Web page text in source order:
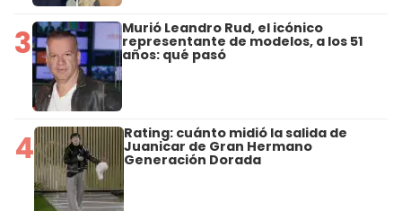
3 Murió Leandro Rud, el icónico
representante de modelos, a los 51
años: qué pasó
4 Rating: cuánto midió la salida de
Juanicar de Gran Hermano
Generación Dorada